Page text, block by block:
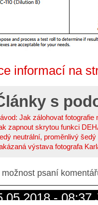
informací na
s
Jak zálohovat fotografie
zapnout skrytou funkci
neutrální, proměnlivý šedý
výstava fotografa
možnost psaní
-